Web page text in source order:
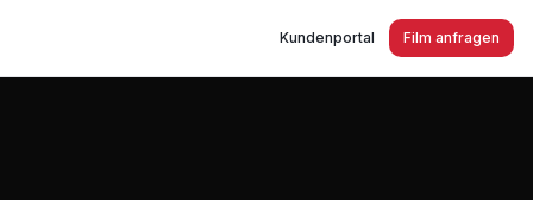
Kundenportal Film anfragen